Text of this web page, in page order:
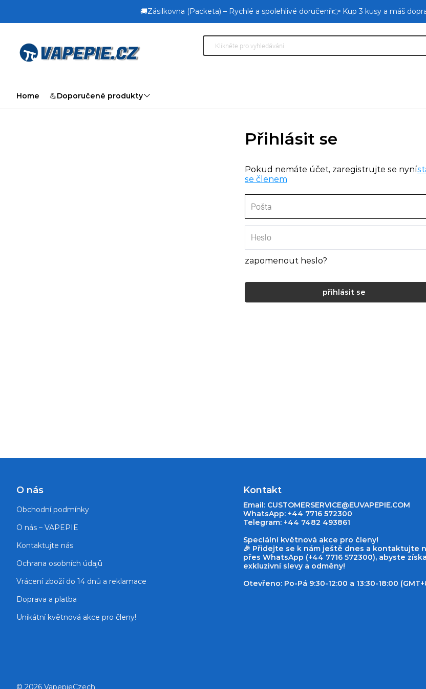
🚚Zásilkovna (Packeta) – Rychlé a spolehlivé doručení!👉 Kup 3 kusy a máš
Home 💪Doporučené produkty
Přihlásit se
Pokud nemáte účet, zaregistrujte se nyní
se členem
zapomenout heslo?
přihlásit se
O nás
Obchodní podmínky
O nás – VAPEPIE
Kontaktujte nás
Ochrana osobních údajů
Vrácení zboží do 14 dnů a reklamace
Doprava a platba
Unikátní květnová akce pro členy!
Kontakt
Email: CUSTOMERSERVICE@EUVAPEPIE.COM
WhatsApp: +44 7716 572300
Telegram: +44 7482 493861
Speciální květnová akce pro členy!
🎉 Přidejte se k nám ještě dnes a kontaktujte
přes WhatsApp (+44 7716 572300), abyste
exkluzivní slevy a odměny!
Otevřeno: Po-Pá 9:30-12:00 a 13:30-18:00
© 2026 VapepieCzech